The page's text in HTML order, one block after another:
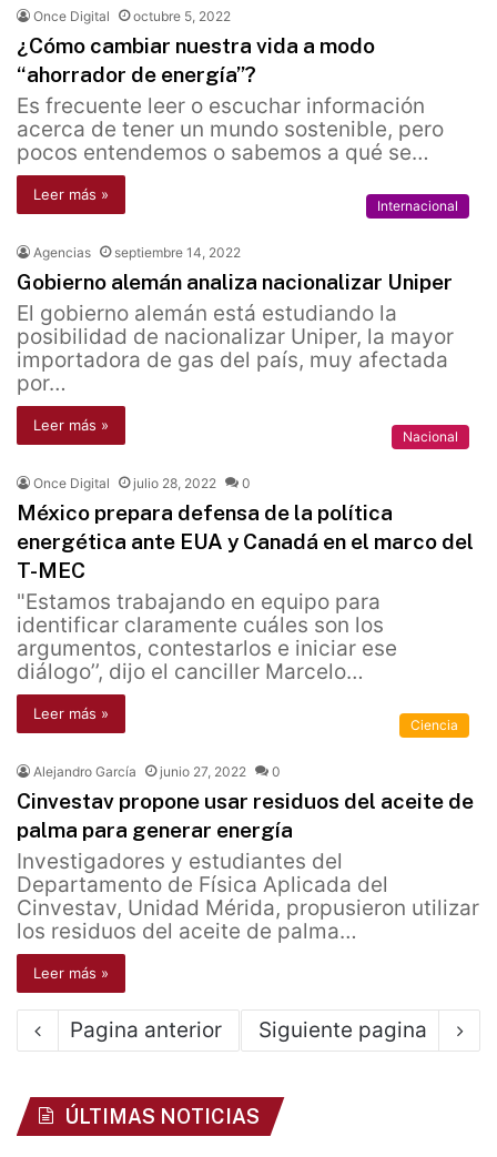
Once Digital octubre 5, 2022
¿Cómo cambiar nuestra vida a modo
“ahorrador de energía”?
Es frecuente leer o escuchar información
acerca de tener un mundo sostenible, pero
pocos entendemos o sabemos a qué se…
Leer más »
Internacional
Agencias septiembre 14, 2022
Gobierno alemán analiza nacionalizar Uniper
El gobierno alemán está estudiando la
posibilidad de nacionalizar Uniper, la mayor
importadora de gas del país, muy afectada
por…
Leer más »
Nacional
Once Digital julio 28, 2022 0
México prepara defensa de la política
energética ante EUA y Canadá en el marco del
T-MEC
"Estamos trabajando en equipo para
identificar claramente cuáles son los
argumentos, contestarlos e iniciar ese
diálogo’’, dijo el canciller Marcelo…
Leer más »
Ciencia
Alejandro García junio 27, 2022 0
Cinvestav propone usar residuos del aceite de
palma para generar energía
Investigadores y estudiantes del
Departamento de Física Aplicada del
Cinvestav, Unidad Mérida, propusieron utilizar
los residuos del aceite de palma…
Leer más »
Pagina anterior Siguiente pagina
ÚLTIMAS NOTICIAS